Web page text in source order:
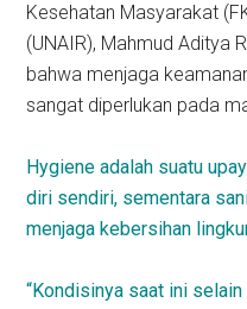
Kesehatan Masyarakat
(UNAIR), Mahmud Aditya
bahwa menjaga
sangat diperlukan pada
Hygiene adalah suatu
diri sendiri, sementara
menjaga kebersihan
“Kondisinya saat ini